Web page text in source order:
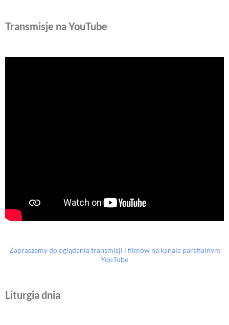
Transmisje na YouTube
Zapraszamy do oglądania transmisji i filmów na kanale parafialnym
YouTube
Liturgia dnia